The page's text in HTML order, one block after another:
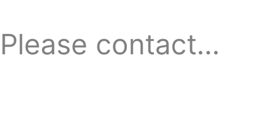
Please contact…